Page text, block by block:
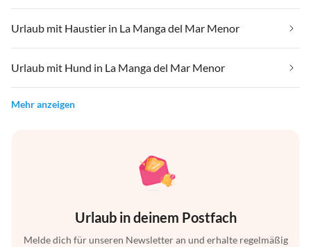
Urlaub mit Haustier in La Manga del Mar Menor
Urlaub mit Hund in La Manga del Mar Menor
Mehr anzeigen
Urlaub in deinem Postfach
Melde dich für unseren Newsletter an und erhalte regelmäßig